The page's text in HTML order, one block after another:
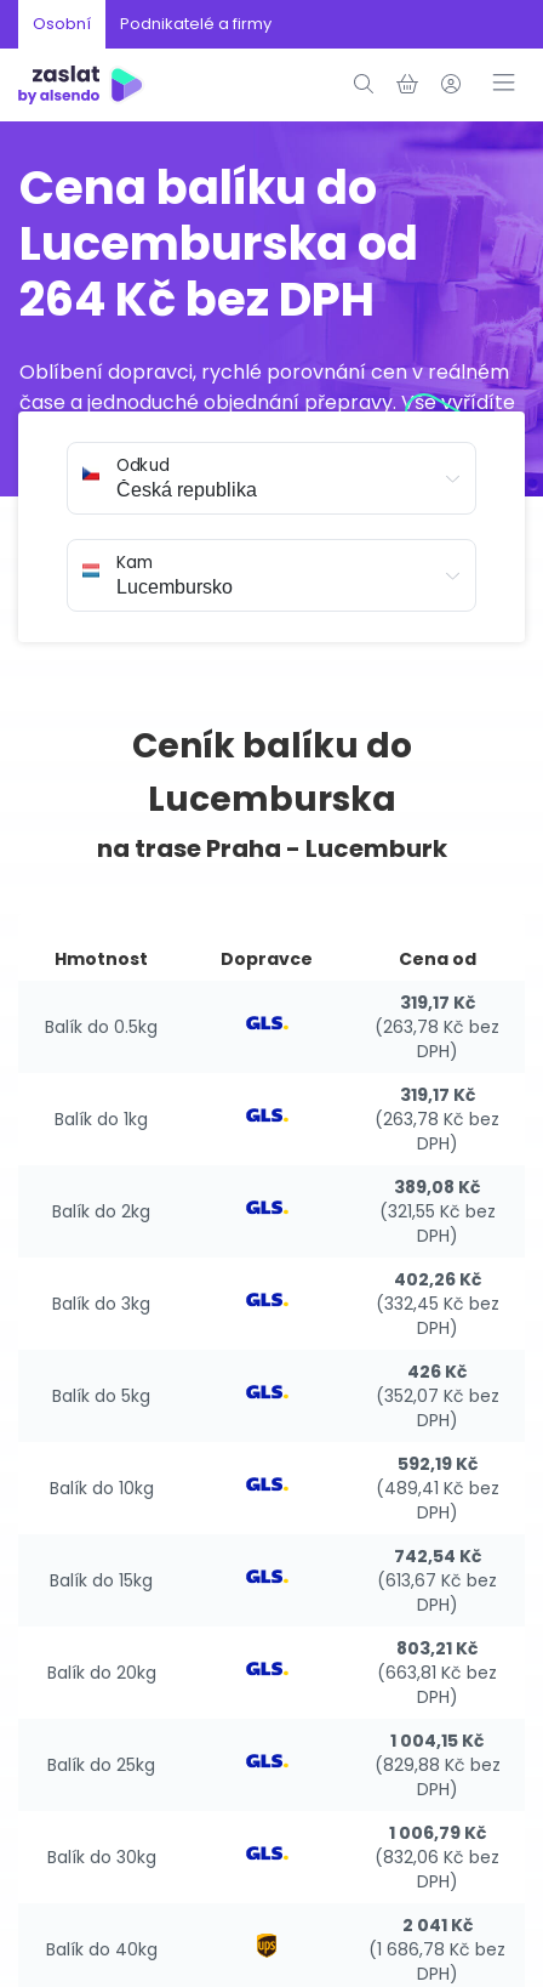
Osobní Podnikatelé a firmy
Cena balíku do
Lucemburska od
264 Kč bez DPH
Oblíbení dopravci, rychlé porovnání cen v reálném
čase a jednoduché objednání přepravy. Vše vyřídíte
Odkud
Kam
Ceník balíku do
Lucemburska
na trase Praha - Lucemburk
Hmotnost Dopravce Cena od
Balík do 0.5kg
319,17 Kč
(263,78 Kč bez
DPH)
Balík do 1kg
319,17 Kč
(263,78 Kč bez
DPH)
Balík do 2kg
389,08 Kč
(321,55 Kč bez
DPH)
Balík do 3kg
402,26 Kč
(332,45 Kč bez
DPH)
Balík do 5kg
426 Kč
(352,07 Kč bez
DPH)
Balík do 10kg
592,19 Kč
(489,41 Kč bez
DPH)
Balík do 15kg
742,54 Kč
(613,67 Kč bez
DPH)
Balík do 20kg
803,21 Kč
(663,81 Kč bez
DPH)
Balík do 25kg
1 004,15 Kč
(829,88 Kč bez
DPH)
Balík do 30kg
1 006,79 Kč
(832,06 Kč bez
DPH)
Balík do 40kg
2 041 Kč
(1 686,78 Kč bez
DPH)